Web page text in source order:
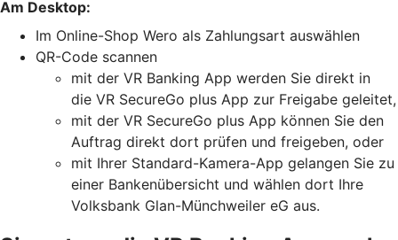
Am Desktop:
Im Online-Shop Wero als Zahlungsart auswählen
QR-Code scannen
mit der VR Banking App werden Sie direkt in
die VR SecureGo plus App zur Freigabe geleitet,
mit der VR SecureGo plus App können Sie den
Auftrag direkt dort prüfen und freigeben, oder
mit Ihrer Standard-Kamera-App gelangen Sie zu
einer Bankenübersicht und wählen dort Ihre
Volksbank Glan-Münchweiler eG aus.